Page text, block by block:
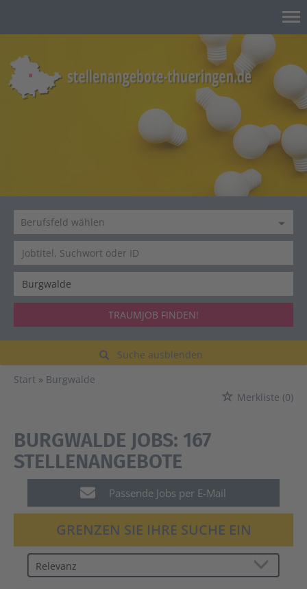
TRAUMJOB FINDEN!
Suche ausblenden
Start
Burgwalde
Merkliste (0)
BURGWALDE JOBS: 167
STELLENANGEBOTE
Passende Jobs per E-Mail
GRENZEN SIE IHRE SUCHE EIN